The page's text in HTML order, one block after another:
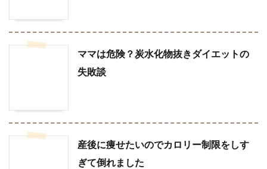
ママは危険？炭水化物抜きダイエットの
失敗談
産後に痩せたいのでカロリー制限をしす
ぎて倒れました